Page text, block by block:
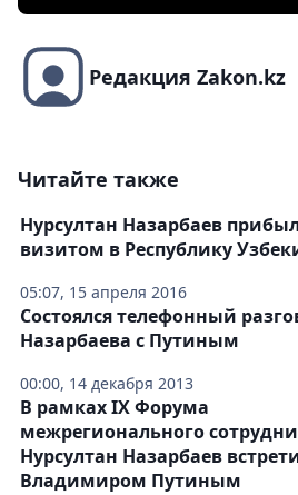
Редакция Zakon.kz
Читайте также
05:07, 15 апреля 2016
Нурсултан Назарбаев
визитом в Республику
00:00, 14 декабря 2013
Состоялся телефонный
Назарбаева с Путиным
В рамках IX Форума
межрегионального
Нурсултан Назарбаев
Владимиром Путиным